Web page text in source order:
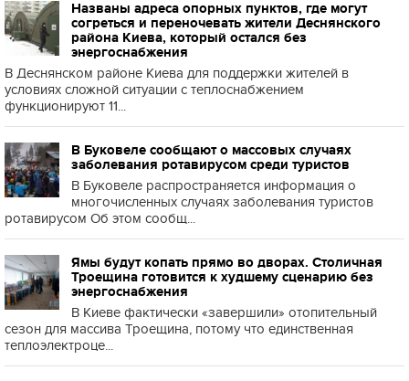
Названы адреса опорных пунктов, где могут
согреться и переночевать жители Деснянского
района Киева, который остался без
энергоснабжения
В Деснянском районе Киева для поддержки жителей в
условиях сложной ситуации с теплоснабжением
функционируют 11...
В Буковеле сообщают о массовых случаях
заболевания ротавирусом среди туристов
В Буковеле распространяется информация о
многочисленных случаях заболевания туристов
ротавирусом Об этом сообщ...
Ямы будут копать прямо во дворах. Столичная
Троещина готовится к худшему сценарию без
энергоснабжения
В Киеве фактически «завершили» отопительный
сезон для массива Троещина, потому что единственная
теплоэлектроце...